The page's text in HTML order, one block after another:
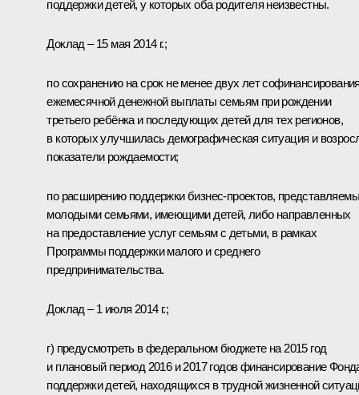
поддержки детей, у которых оба родителя неизвестны.
Доклад – 15 мая 2014 г.;
по сохранению на срок не менее двух лет
ежемесячной денежной выплаты семьям при рождении
третьего ребёнка и последующих детей для тех регионов,
в которых улучшилась демографическая ситуация и
показатели рождаемости;
по расширению поддержки бизнес-проектов,
молодыми семьями, имеющими детей, либо направленных
на предоставление услуг семьям с детьми, в рамках
Программы поддержки малого и среднего
предпринимательства.
Доклад – 1 июля 2014 г.;
г) предусмотреть в федеральном бюджете на 2015 год
и плановый период 2016 и 2017 годов финансирование
поддержки детей, находящихся в трудной жизненной